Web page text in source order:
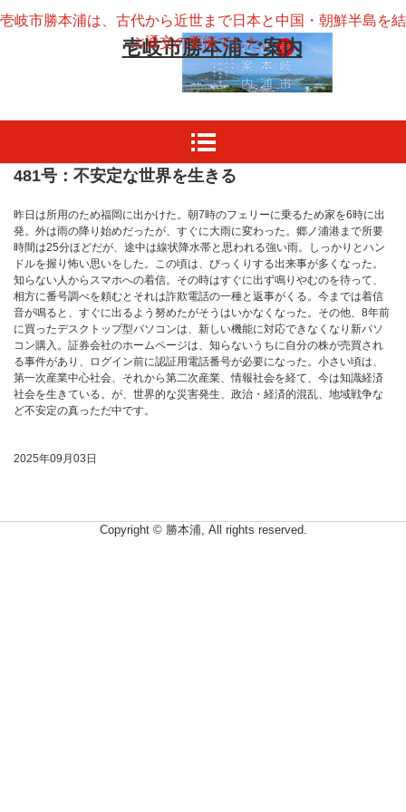
壱岐市勝本浦ご案内
壱岐市勝本浦は、古代から近世まで日本と中国・朝鮮半島を結
ぶ通交の要衝でした。
481号：不安定な世界を生きる
昨日は所用のため福岡に出かけた。朝7時のフェリーに乗るため家を6時に出
発。外は雨の降り始めだったが、すぐに大雨に変わった。郷ノ浦港まで所要
時間は25分ほどだが、途中は線状降水帯と思われる強い雨。しっかりとハン
ドルを握り怖い思いをした。この頃は、びっくりする出来事が多くなった。
知らない人からスマホへの着信。その時はすぐに出ず鳴りやむのを待って、
相方に番号調べを頼むとそれは詐欺電話の一種と返事がくる。今までは着信
音が鳴ると、すぐに出るよう努めたがそうはいかなくなった。その他、8年前
に買ったデスクトップ型パソコンは、新しい機能に対応できなくなり新パソ
コン購入。証券会社のホームページは、知らないうちに自分の株が売買され
る事件があり、ログイン前に認証用電話番号が必要になった。小さい頃は、
第一次産業中心社会、それから第二次産業、情報社会を経て、今は知識経済
社会を生きている。が、世界的な災害発生、政治・経済的混乱、地域戦争な
ど不安定の真っただ中です。
2025年09月03日
Copyright © 勝本浦, All rights reserved.